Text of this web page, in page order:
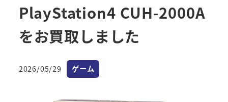
PlayStation4 CUH-2000A
をお買取しました
投稿日
2026/05/29 カテゴリー
ゲーム